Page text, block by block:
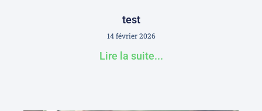
test
14 février 2026
Lire la suite...